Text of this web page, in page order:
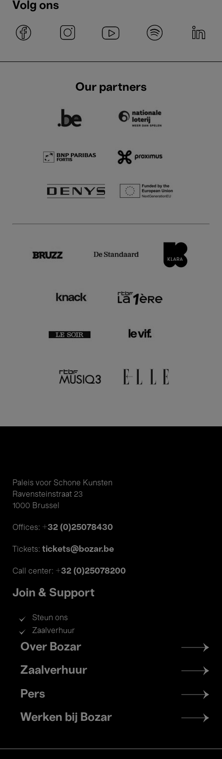
Volg ons
Our partners
Paleis voor Schone Kunsten
Ravensteinstraat 23
1000 Brussel
Offices: +32 (0)25078430
Tickets: tickets@bozar.be
Call center: +32 (0)25078200
Join & Support
Steun ons
Zaalverhuur
Footer
menu
Over Bozar
Zaalverhuur
Pers
Werken bij Bozar